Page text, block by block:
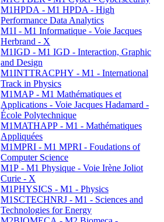
M1HPDA - M1 HPDA - High
Performance Data Analytics
M1I - M1 Informatique - Voie Jacques
Herbrand - X
M1IGD - M1 IGD - Interaction, Graphic
and Design
M1INTTRACPHY - M1 - International
Track in Physics
M1MAP - M1 Mathématiques et
Applications - Voie Jacques Hadamard -
École Polytechnique
M1MATHAPP - M1 - Mathématiques
Appliquées
M1MPRI - M1 MPRI - Foudations of
Computer Science
M1P - M1 Physique - Voie Irène Joliot
Curie - X
M1PHYSICS - M1 - Physics
M1SCTECHNRJ - M1 - Sciences and
Technologies for Energy